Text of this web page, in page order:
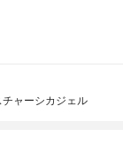
ャーシカジェル